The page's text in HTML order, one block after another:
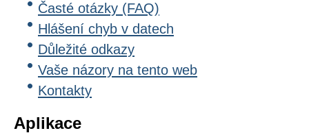
Časté otázky (FAQ)
Hlášení chyb v datech
Důležité odkazy
Vaše názory na tento web
Kontakty
Aplikace